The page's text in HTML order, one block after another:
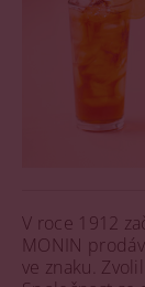
V roce 1912
MONIN
ve znaku.